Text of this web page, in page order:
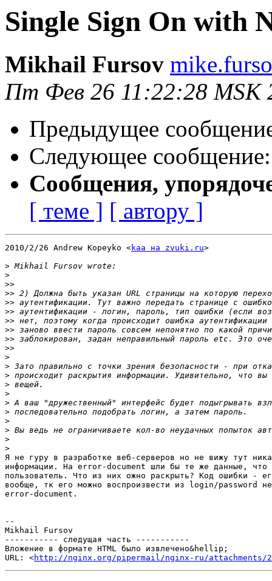
Single Sign On with
Mikhail Fursov
Пт Фев 26 11:22:28 MSK
Предыдущее
Следующее
Сообщения,
[ теме ] [ автору ]
2010/2/26 Andrew Kopeyko <kaa на zvuki.ru>
>
>
>>
>>
>>
>>
>>
>>
>>
>>
>
>
>
>
>
>
>
>
>
>
>
Я не гуру в разработке веб-серверов но не вижу тут
информации. На error-document шли бы те же данные, что
пользователь. Что из них ожно раскрыть? Код ошибки -
вообще, тк его можно воспроизвести из login/password
error-document.
--
Mikhail Fursov
----------- следущая часть -----------
Вложение в формате HTML было извлечено&hellip;
URL: <http://nginx.org/pipermail/nginx-ru/attachments/